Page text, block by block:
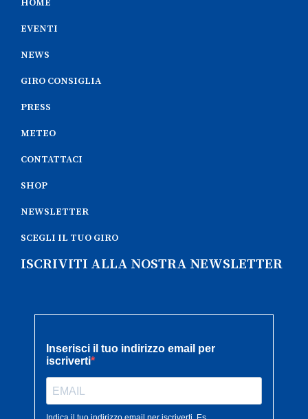
HOME
EVENTI
NEWS
GIRO CONSIGLIA
PRESS
METEO
CONTATTACI
SHOP
NEWSLETTER
SCEGLI IL TUO GIRO
ISCRIVITI ALLA NOSTRA NEWSLETTER